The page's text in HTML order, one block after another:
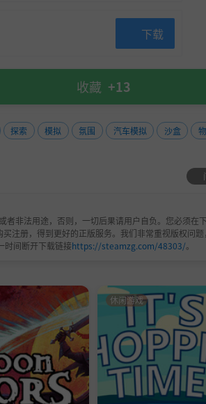
下载
收藏 +13
探索 模拟 氛围 汽车模拟 沙盒
非法用途，否则，一切后果请用户自负。您必须在
注册，得到更好的正版服务。我们非常重视版权问题
时间断开下载链接https://steamzg.com/48303/。
休闲游戏